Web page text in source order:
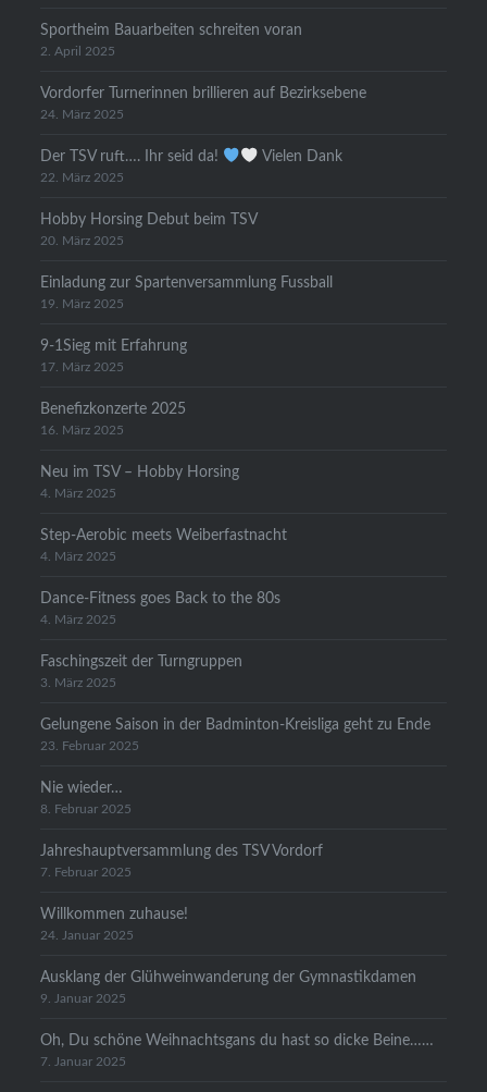
Sportheim Bauarbeiten schreiten voran
2. April 2025
Vordorfer Turnerinnen brillieren auf Bezirksebene
24. März 2025
Der TSV ruft…. Ihr seid da! Vielen Dank
22. März 2025
Hobby Horsing Debut beim TSV
20. März 2025
Einladung zur Spartenversammlung Fussball
19. März 2025
9-1Sieg mit Erfahrung
17. März 2025
Benefizkonzerte 2025
16. März 2025
Neu im TSV – Hobby Horsing
4. März 2025
Step-Aerobic meets Weiberfastnacht
4. März 2025
Dance-Fitness goes Back to the 80s
4. März 2025
Faschingszeit der Turngruppen
3. März 2025
Gelungene Saison in der Badminton-Kreisliga geht zu Ende
23. Februar 2025
Nie wieder…
8. Februar 2025
Jahreshauptversammlung des TSV Vordorf
7. Februar 2025
Willkommen zuhause!
24. Januar 2025
Ausklang der Glühweinwanderung der Gymnastikdamen
9. Januar 2025
Oh, Du schöne Weihnachtsgans du hast so dicke Beine……
7. Januar 2025